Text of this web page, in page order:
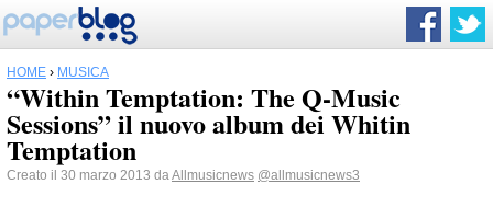
HOME › MUSICA
“Within Temptation: The Q-Music
Sessions” il nuovo album dei Whitin
Temptation
Creato il 30 marzo 2013 daAllmusicnews @allmusicnews3